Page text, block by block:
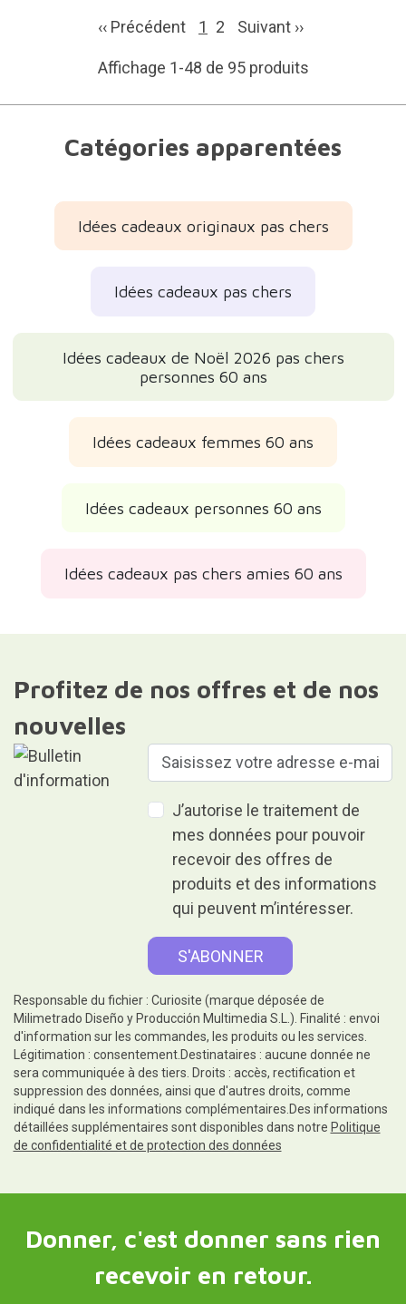
‹‹ Précédent 1 2 Suivant ››
Affichage 1-48 de 95 produits
Catégories apparentées
Idées cadeaux originaux pas chers
Idées cadeaux pas chers
Idées cadeaux de Noël 2026 pas chers
personnes 60 ans
Idées cadeaux femmes 60 ans
Idées cadeaux personnes 60 ans
Idées cadeaux pas chers amies 60 ans
Profitez de nos offres et de nos
nouvelles
J’autorise le traitement de
mes données pour pouvoir
recevoir des offres de
produits et des informations
qui peuvent m’intéresser.
Responsable du fichier : Curiosite (marque déposée de
Milimetrado Diseño y Producción Multimedia S.L.). Finalité : envoi
d'information sur les commandes, les produits ou les services.
Légitimation : consentement.Destinataires : aucune donnée ne
sera communiquée à des tiers. Droits : accès, rectification et
suppression des données, ainsi que d'autres droits, comme
indiqué dans les informations complémentaires.Des informations
détaillées supplémentaires sont disponibles dans notre Politique
de confidentialité et de protection des données
Donner, c'est donner sans rien
recevoir en retour.